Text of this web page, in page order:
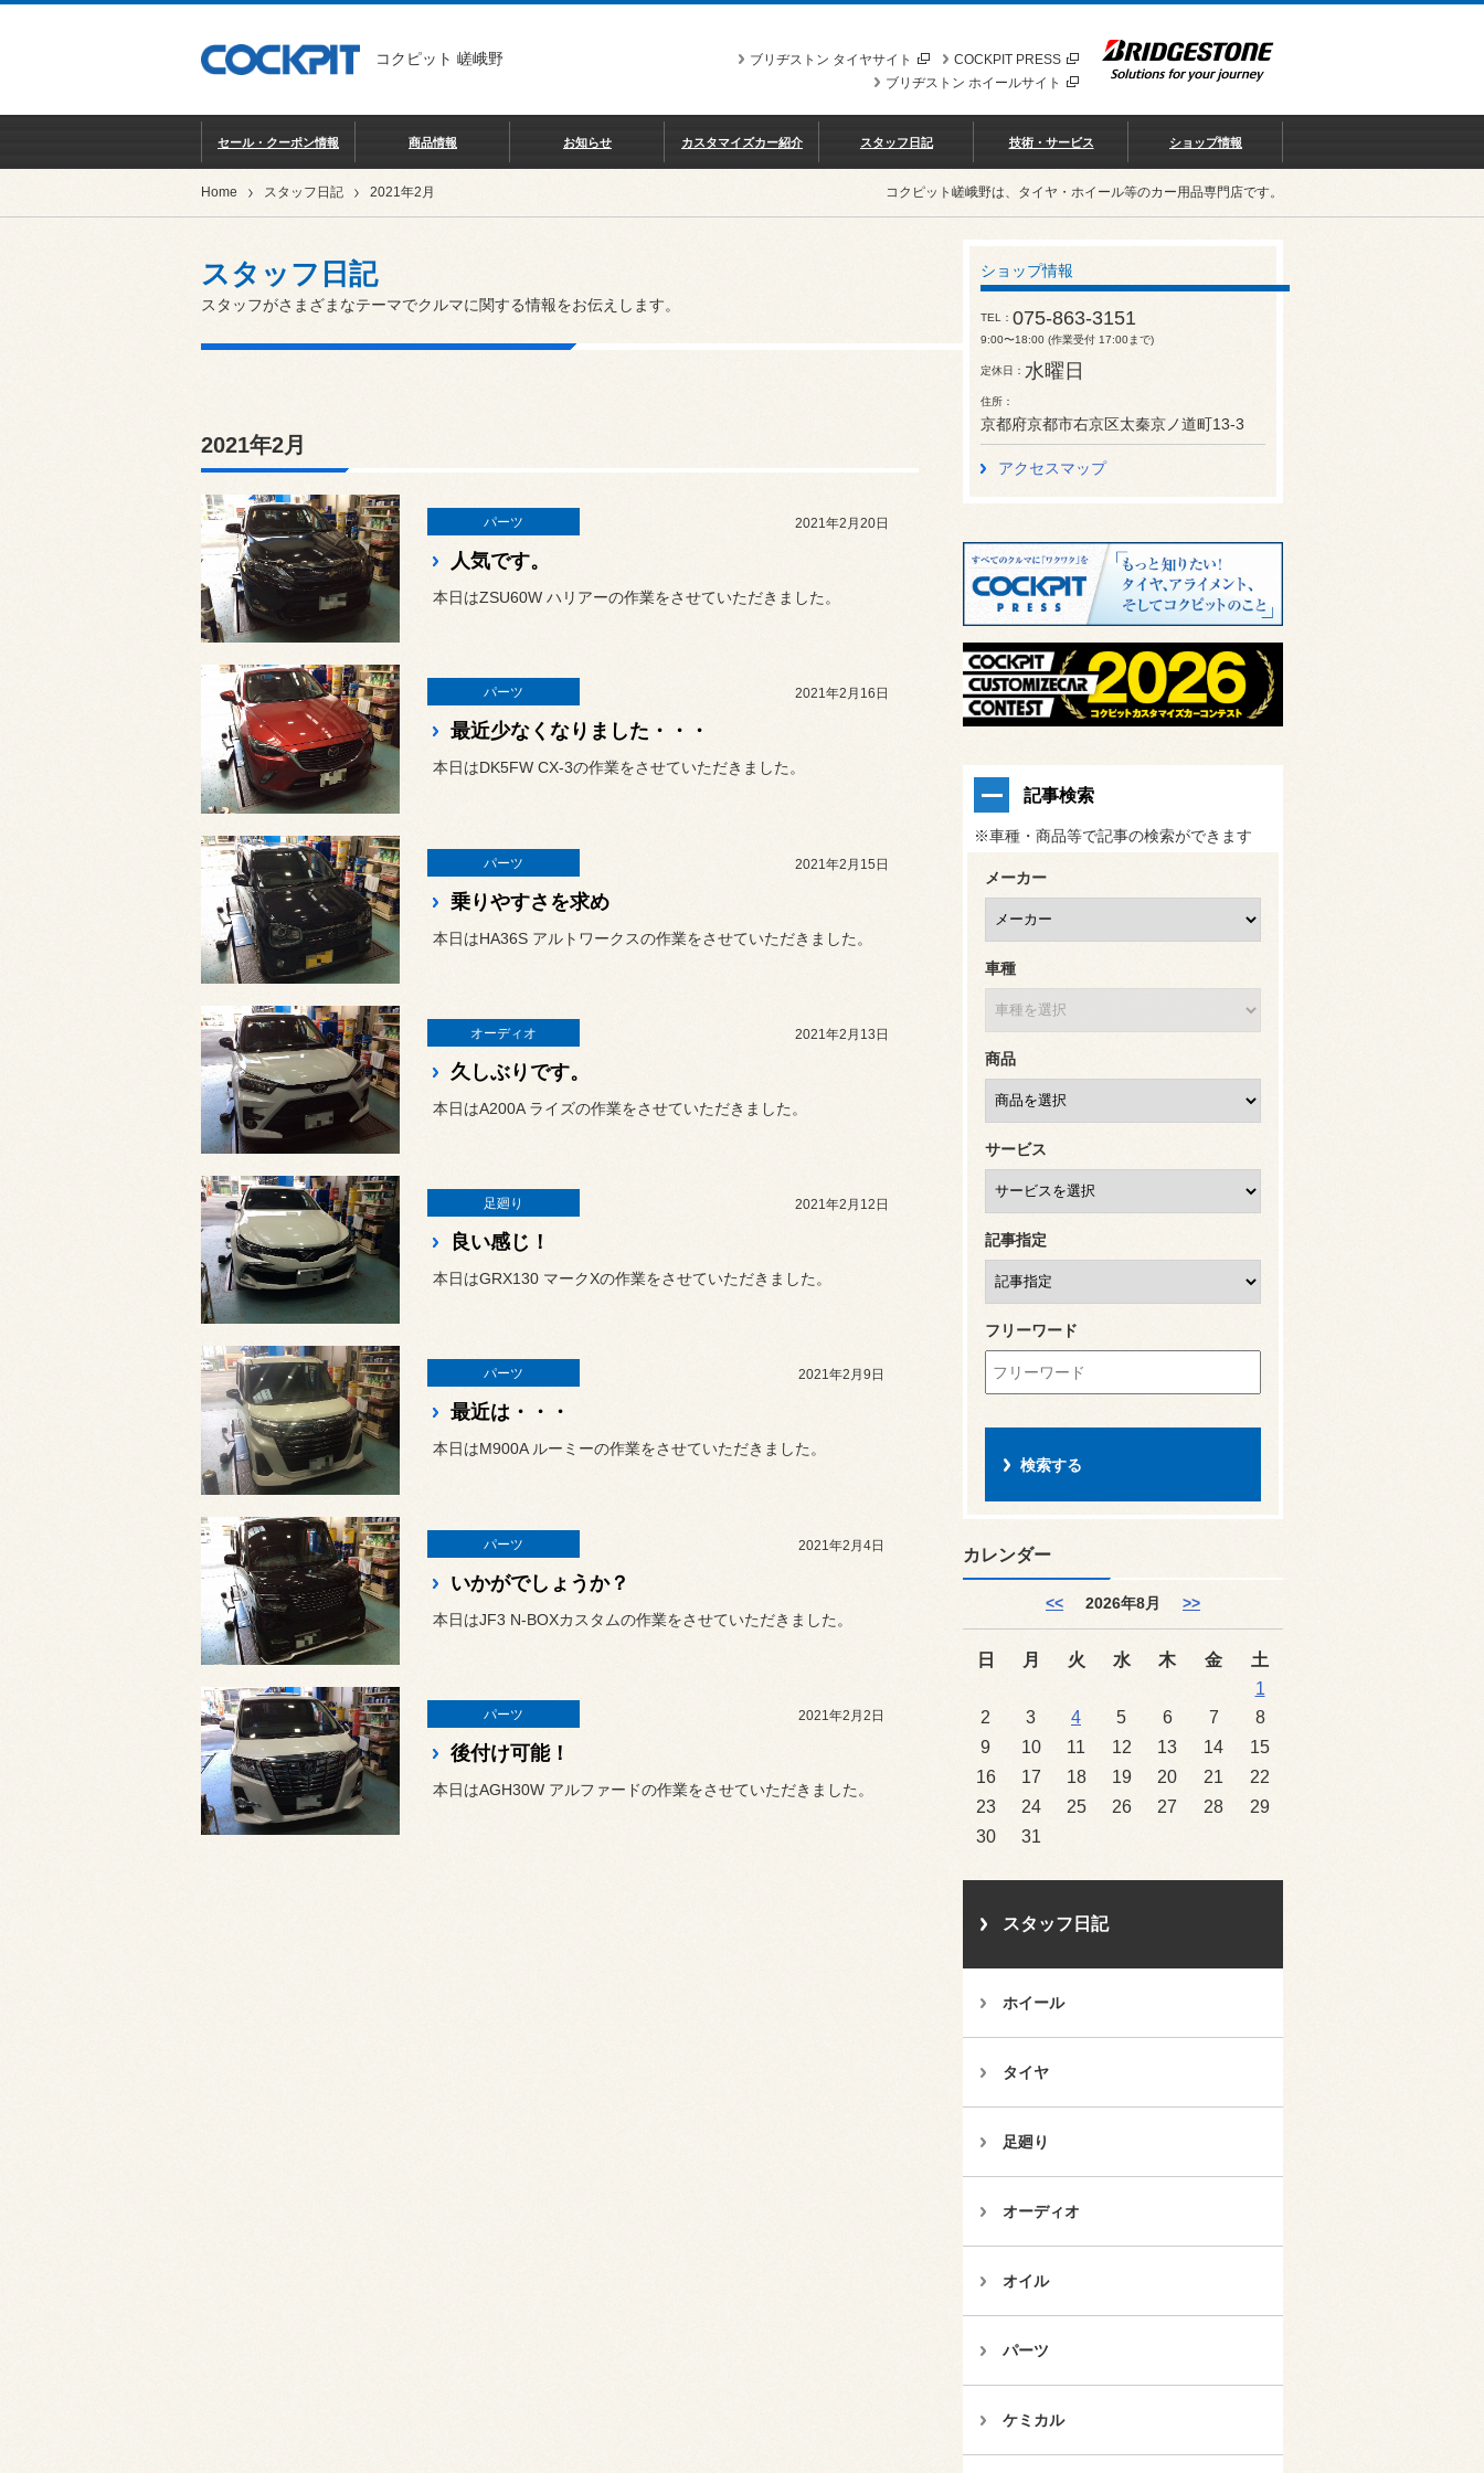
コクピット 嵯峨野 COCKPIT PRESS
ブリヂストン タイヤサイト
ブリヂストン ホイールサイト
セール・クーポン情報 商品情報 お知らせ カスタマイズカー紹介 スタッフ日記 技術・サービス ショップ情報
Home スタッフ日記 2021年2月 コクピット嵯峨野は、タイヤ・ホイール等のカー用品専門店です。
スタッフ日記
スタッフがさまざまなテーマでクルマに関する情報をお伝えします。
2021年2月
パーツ 2021年2月20日
人気です。
本日はZSU60W ハリアーの作業をさせていただきました。
パーツ 2021年2月16日
最近少なくなりました・・・
本日はDK5FW CX-3の作業をさせていただきました。
パーツ 2021年2月15日
乗りやすさを求め
本日はHA36S アルトワークスの作業をさせていただきました。
オーディオ 2021年2月13日
久しぶりです。
本日はA200A ライズの作業をさせていただきました。
足廻り 2021年2月12日
良い感じ！
本日はGRX130 マークXの作業をさせていただきました。
パーツ 2021年2月9日
最近は・・・
本日はM900A ルーミーの作業をさせていただきました。
パーツ 2021年2月4日
いかがでしょうか？
本日はJF3 N-BOXカスタムの作業をさせていただきました。
パーツ 2021年2月2日
後付け可能！
本日はAGH30W アルファードの作業をさせていただきました。
ショップ情報
TEL 075-863-3151
9:00〜18:00 (作業受付 17:00まで)
定休日 水曜日
住所
京都府京都市右京区太秦京ノ道町13-3
アクセスマップ
記事検索
※車種・商品等で記事の検索ができます
メーカー
車種
商品
サービス
記事指定
フリーワード
カレンダー
<< 2026年8月 >>
日 月 火 水 木 金
土
1
2
3 4 5 6 7
8
9
10 11 12 13 14
15
16
17 18 19 20 21
22
23
24 25 26 27 28
29
30
31
スタッフ日記
ホイール
タイヤ
足廻り
オーディオ
オイル
パーツ
ケミカル